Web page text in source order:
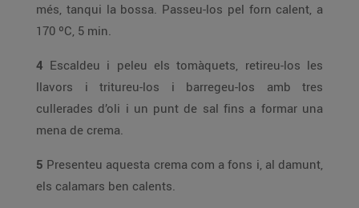
més, tanqui la bossa. Passeu-los pel forn calent, a
170 ºC, 5 min.
4 Escaldeu i peleu els tomàquets, retireu-los les
llavors i tritureu-los i barregeu-los amb tres
cullerades d’oli i un punt de sal fins a formar una
mena de crema.
5 Presenteu aquesta crema com a fons i, al damunt,
els calamars ben calents.